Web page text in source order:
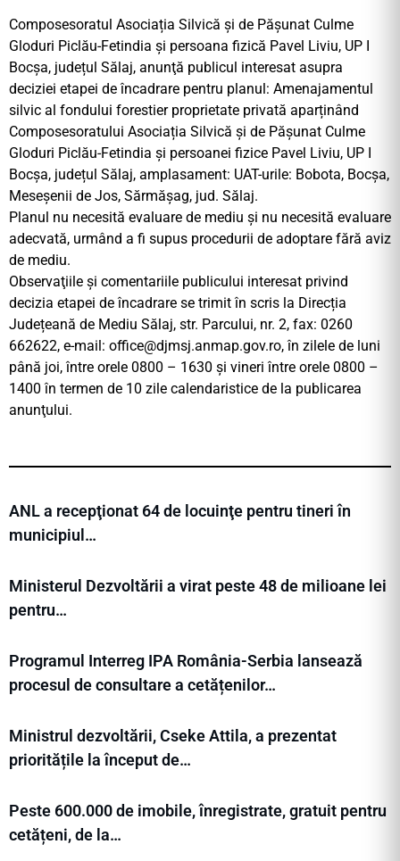
Composesoratul Asociația Silvică și de Pășunat Culme
Gloduri Piclău-Fetindia și persoana fizică Pavel Liviu, UP I
Bocșa, județul Sălaj, anunţă publicul interesat asupra
deciziei etapei de încadrare pentru planul: Amenajamentul
silvic al fondului forestier proprietate privată aparținând
Composesoratului Asociația Silvică și de Pășunat Culme
Gloduri Piclău-Fetindia și persoanei fizice Pavel Liviu, UP I
Bocșa, județul Sălaj, amplasament: UAT-urile: Bobota, Bocșa,
Meseșenii de Jos, Sărmășag, jud. Sălaj.
Planul nu necesită evaluare de mediu și nu necesită evaluare
adecvată, urmând a fi supus procedurii de adoptare fără aviz
de mediu.
Observaţiile şi comentariile publicului interesat privind
decizia etapei de încadrare se trimit în scris la Direcția
Județeană de Mediu Sălaj, str. Parcului, nr. 2, fax: 0260
662622, e-mail: office@djmsj.anmap.gov.ro, în zilele de luni
până joi, între orele 0800 – 1630 și vineri între orele 0800 –
1400 în termen de 10 zile calendaristice de la publicarea
anunţului.
ANL a recepţionat 64 de locuinţe pentru tineri în
municipiul…
Ministerul Dezvoltării a virat peste 48 de milioane lei
pentru…
Programul Interreg IPA România-Serbia lansează
procesul de consultare a cetățenilor…
Ministrul dezvoltării, Cseke Attila, a prezentat
prioritățile la început de…
Peste 600.000 de imobile, înregistrate, gratuit pentru
cetățeni, de la…